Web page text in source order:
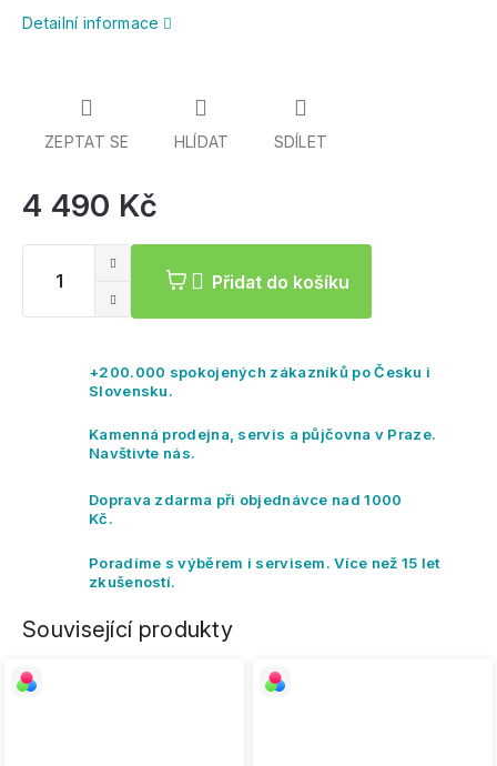
4 490 Kč
Přidat do košíku
Instalovány152 mm široké Tensor trucky
desky: 81x23cm. Praktická velikost umožňuje
snadnější skladování ve školních skříňkách a možnost
Detailní informace
ZEPTAT SE HLÍDAT SDÍLET
+200.000 spokojených zákazníků po Česku i
Slovensku.
Kamenná prodejna, servis a půjčovna v Praze.
Navštivte nás.
Doprava zdarma při objednávce nad 1000
Kč.
Poradíme s výběrem i servisem. Více než 15 let
zkušeností.
Související produkty